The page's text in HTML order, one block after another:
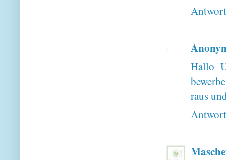
Hallo
raus